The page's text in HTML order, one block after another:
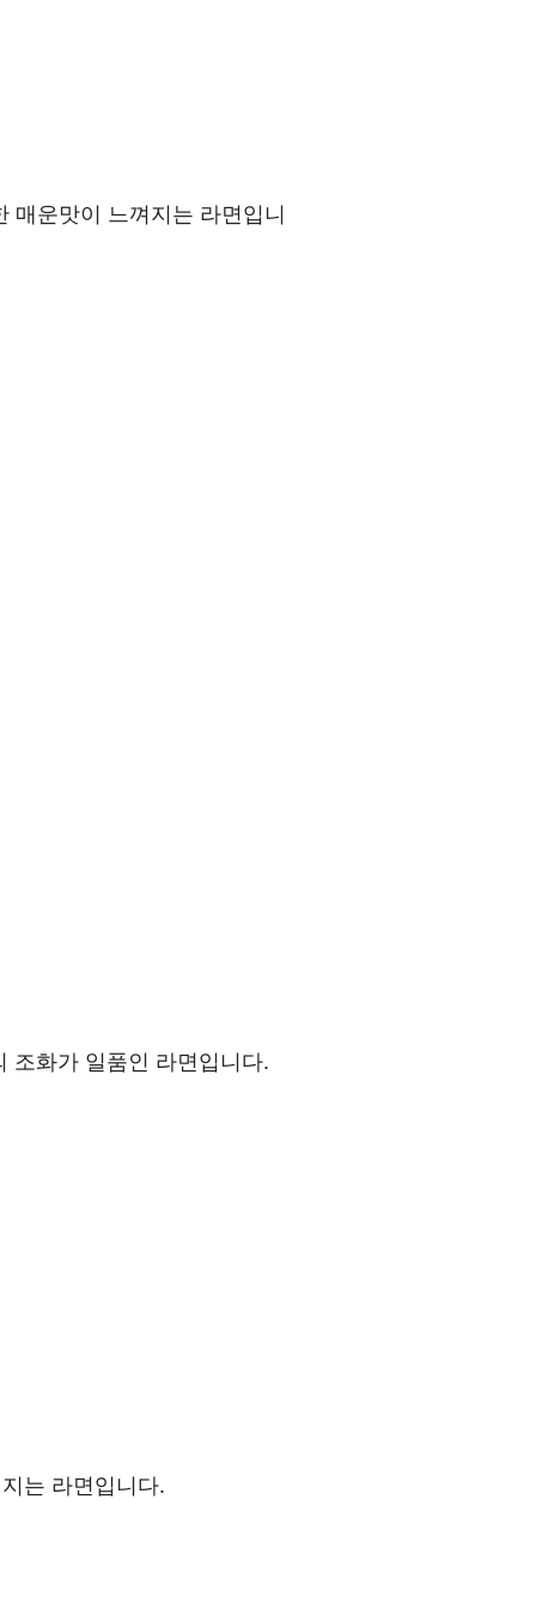
매운맛이 느껴지는 라면입니
조화가 일품인 라면입니다.
는 라면입니다.